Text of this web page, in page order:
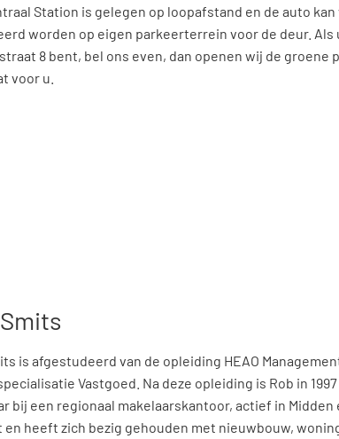
Station is gelegen op loopafstand en de auto
worden op eigen parkeerterrein voor de deur. Als
8 bent, bel ons even, dan openen wij de groene
voor u.
is afgestudeerd van de opleiding HEAO
Vastgoed. Na deze opleiding is Rob in
bij een regionaal makelaarskantoor, actief in Midden
en heeft zich bezig gehouden met nieuwbouw,